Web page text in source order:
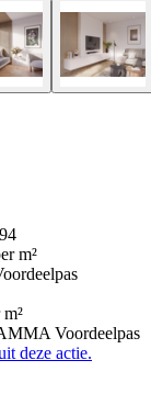
94
m²
m²
Voordeelpas
deze actie.